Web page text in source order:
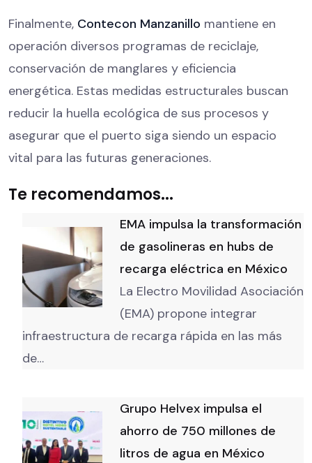
Finalmente, Contecon Manzanillo mantiene en
operación diversos programas de reciclaje,
conservación de manglares y eficiencia
energética. Estas medidas estructurales buscan
reducir la huella ecológica de sus procesos y
asegurar que el puerto siga siendo un espacio
vital para las futuras generaciones.
Te recomendamos...
EMA impulsa la transformación
de gasolineras en hubs de
recarga eléctrica en México
La Electro Movilidad Asociación
(EMA) propone integrar
infraestructura de recarga rápida en las más
de…
Grupo Helvex impulsa el
ahorro de 750 millones de
litros de agua en México